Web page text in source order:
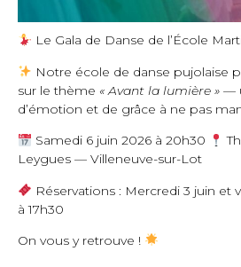
Le Gala de Danse de l’École
Notre école de danse pujolaise
sur le thème « Avant la lumière » —
d’émotion et de grâce à ne pas
Samedi 6 juin 2026 à 20h30
Leygues — Villeneuve-sur-Lot
Réservations : Mercredi 3 juin et
à 17h30
On vous y retrouve !